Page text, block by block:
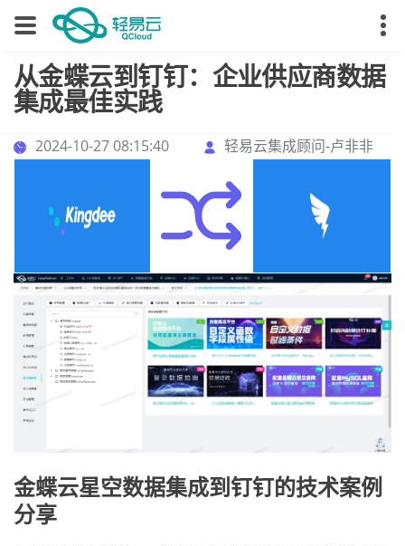
从金蝶云到钉钉：企业供应商数据
集成最佳实践
2024-10-27 08:15:40 轻易云集成顾问-卢非非
金蝶云星空数据集成到钉钉的技术案例
分享